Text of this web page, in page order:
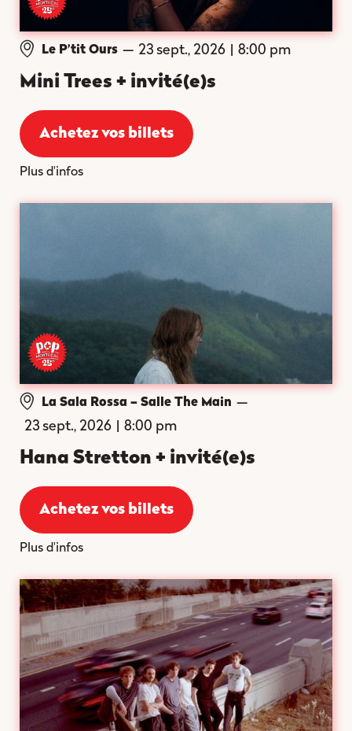
Le P’tit Ours — 23 sept., 2026 8:00 pm
Mini Trees + invité(e)s
Achetez vos billets
Plus d'infos
La Sala Rossa – Salle The Main —
23 sept., 2026
8:00 pm
Hana Stretton + invité(e)s
Achetez vos billets
Plus d'infos